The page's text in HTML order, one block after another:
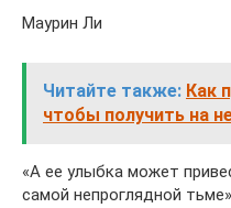
Маурин Ли
Читайте также: Как
чтобы получить на
«А ее улыбка может
самой непроглядной тьме».